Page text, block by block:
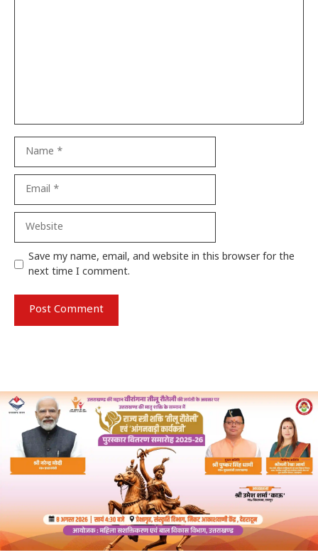
Website
Save my name, email, and website in this browser for the
next time I comment.